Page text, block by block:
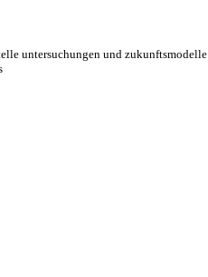
untersuchungen und zukunftsmodelle